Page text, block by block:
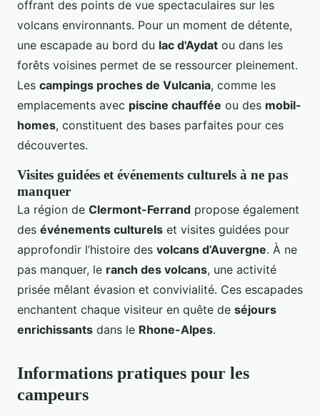
offrant des points de vue spectaculaires sur les
volcans environnants. Pour un moment de détente,
une escapade au bord du lac d'Aydat ou dans les
forêts voisines permet de se ressourcer pleinement.
Les campings proches de Vulcania, comme les
emplacements avec piscine chauffée ou des mobil-
homes, constituent des bases parfaites pour ces
découvertes.
Visites guidées et événements culturels à ne pas
manquer
La région de Clermont-Ferrand propose également
des événements culturels et visites guidées pour
approfondir l’histoire des volcans d’Auvergne. À ne
pas manquer, le ranch des volcans, une activité
prisée mêlant évasion et convivialité. Ces escapades
enchantent chaque visiteur en quête de séjours
enrichissants dans le Rhone-Alpes.
Informations pratiques pour les
campeurs